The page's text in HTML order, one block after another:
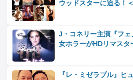
ウッドスターに迫る！
J・コネリー主演『フ
女ホラーがHDリマスタ
『レ・ミゼラブル』ヒ